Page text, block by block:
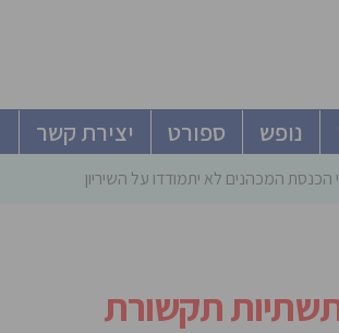
נופש ספורט יצירת קשר
המכהנים לא יתמודדו על השיריון – גוברים סיכ
תקשורת